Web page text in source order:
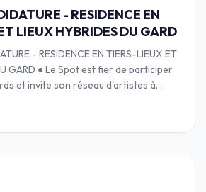
- RESIDENCE EN
LIEUX HYBRIDES DU GARD
- RESIDENCE EN TIERS-LIEUX ET
GARD ● Le Spot est fier de participer
et invite son réseau d'artistes à